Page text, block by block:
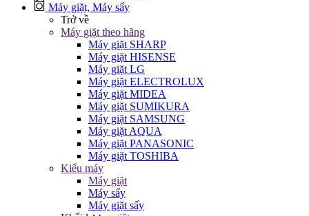
Máy giặt, Máy sấy
Trở về
Máy giặt theo hãng
Máy giặt SHARP
Máy giặt HISENSE
Máy giặt LG
Máy giặt ELECTROLUX
Máy giặt MIDEA
Máy giặt SUMIKURA
Máy giặt SAMSUNG
Máy giặt AQUA
Máy giặt PANASONIC
Máy giặt TOSHIBA
Kiểu máy
Máy giặt
Máy sấy
Máy giặt sấy